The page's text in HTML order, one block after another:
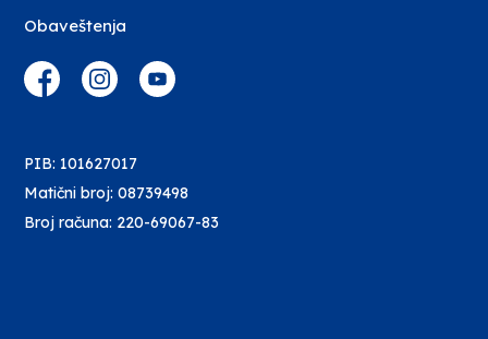
Obaveštenja
PIB: 101627017
Matični broj: 08739498
Broj računa: 220-69067-83